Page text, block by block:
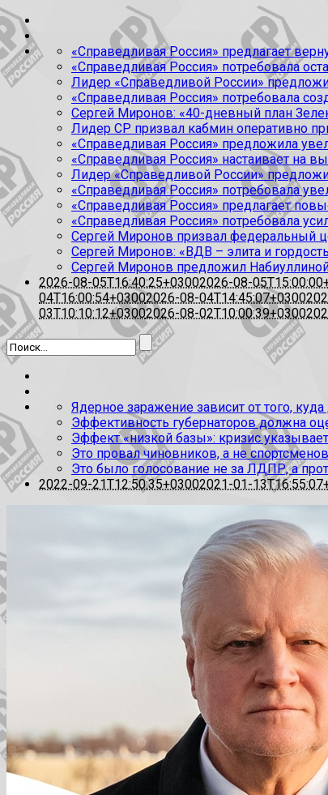
«Справедливая Россия» предлагает
«Справедливая Россия» потребовала
Лидер «Справедливой России»
«Справедливая Россия» потребовала
Сергей Миронов: «40-дневный план
Лидер СР призвал кабмин оперативно
«Справедливая Россия» предложила
«Справедливая Россия» настаивает на
Лидер «Справедливой России»
«Справедливая Россия» потребовала
«Справедливая Россия» предлагает
«Справедливая Россия» потребовала
Сергей Миронов призвал федеральный
Сергей Миронов: «ВДВ – элита и
Сергей Миронов предложил
2026-08-05T16:40:25+03002026-08-
04T16:00:54+03002026-08-04T14:45:07+0300
03T10:10:12+03002026-08-02T10:00:39+0300
Ядерное заражение зависит от того,
Эффективность губернаторов должна
Эффект «низкой базы»: кризис
Это провал чиновников, а не спортсменов
Это было голосование не за ЛДПР, а
2022-09-21T12:50:35+03002021-01-